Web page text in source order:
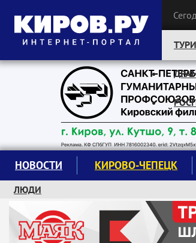
Следите за новостями:
НОВОСТИ КИРОВО-ЧЕПЕЦК
ЛЮДИ
КРУЖКИ И СЕКЦИИ
ЗАВОДУ "МАЯК" 85 ЛЕТ